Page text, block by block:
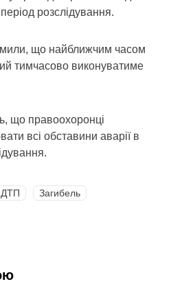
розслідування.
що найближчим часом
тимчасово виконуватиме
що правоохоронці
всі обставини аварії в
ДТП
Загибель